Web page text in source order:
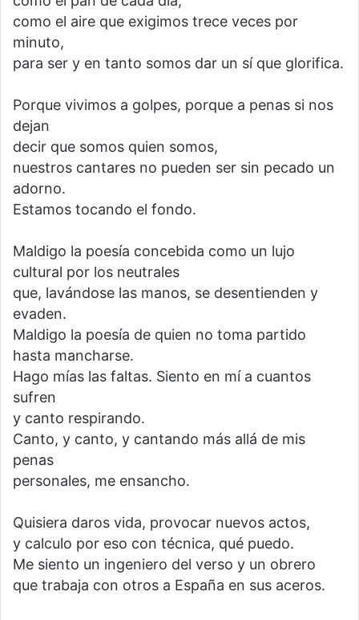
como el aire que exigimos trece veces por
minuto,
para ser y en tanto somos dar un sí que glorifica.
Porque vivimos a golpes, porque a penas si nos
dejan
decir que somos quien somos,
nuestros cantares no pueden ser sin pecado un
adorno.
Estamos tocando el fondo.
Maldigo la poesía concebida como un lujo
cultural por los neutrales
que, lavándose las manos, se desentienden y
evaden.
Maldigo la poesía de quien no toma partido
hasta mancharse.
Hago mías las faltas. Siento en mí a cuantos
sufren
y canto respirando.
Canto, y canto, y cantando más allá de mis
penas
personales, me ensancho.
Quisiera daros vida, provocar nuevos actos,
y calculo por eso con técnica, qué puedo.
Me siento un ingeniero del verso y un obrero
que trabaja con otros a España en sus aceros.